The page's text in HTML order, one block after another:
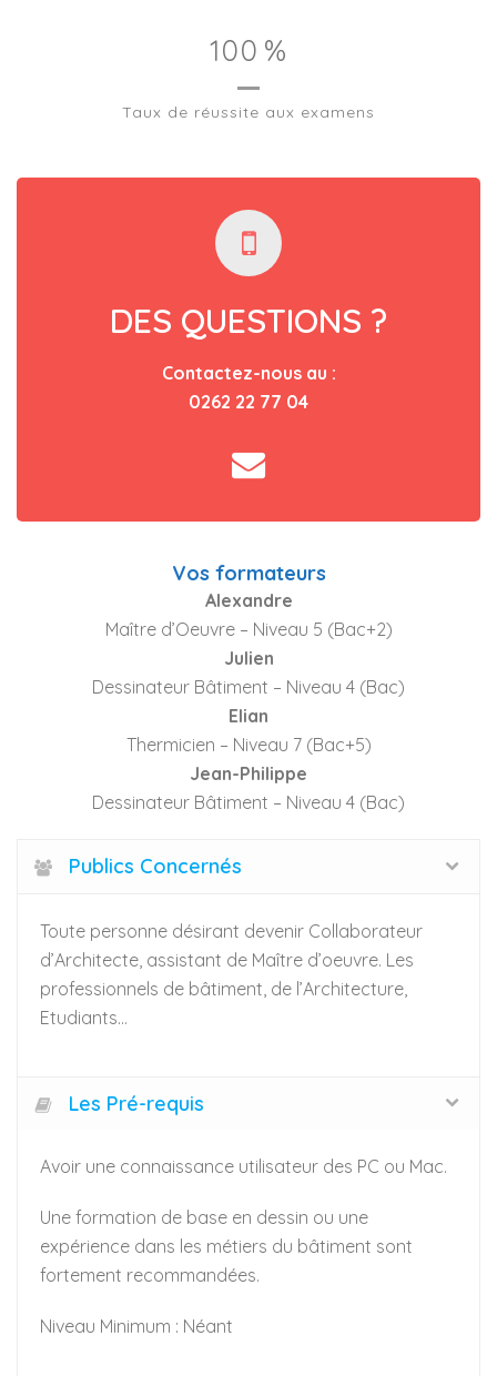
100 %
Taux de réussite aux examens
DES QUESTIONS ?
Contactez-nous au :
0262 22 77 04
Vos formateurs
Alexandre
Maître d’Oeuvre – Niveau 5 (Bac+2)
Julien
Dessinateur Bâtiment – Niveau 4 (Bac)
Elian
Thermicien – Niveau 7 (Bac+5)
Jean-Philippe
Dessinateur Bâtiment – Niveau 4 (Bac)
Publics Concernés
Toute personne désirant devenir Collaborateur
d’Architecte, assistant de Maître d’oeuvre. Les
professionnels de bâtiment, de l’Architecture,
Etudiants…
Les Pré-requis
Avoir une connaissance utilisateur des PC ou Mac.
Une formation de base en dessin ou une
expérience dans les métiers du bâtiment sont
fortement recommandées.
Niveau Minimum : Néant